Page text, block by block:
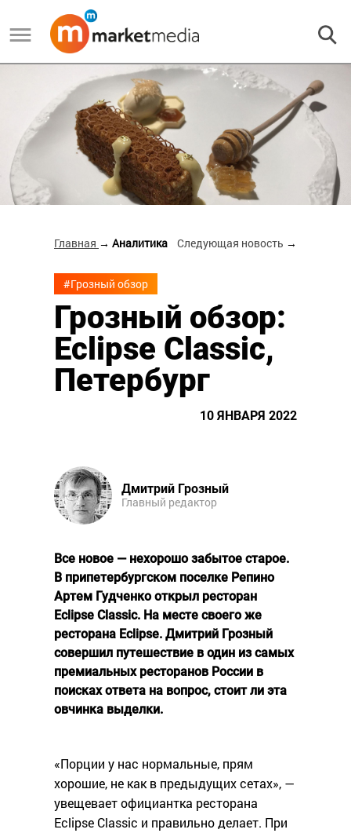
Главная → Аналитика Следующая новость →
#Грозный обзор
Грозный обзор:
Eclipse Classic,
Петербург
10 ЯНВАРЯ 2022
Дмитрий Грозный
Главный редактор
Все новое — нехорошо забытое старое.
В припетербургском поселке Репино
Артем Гудченко открыл ресторан
Eclipse Classic. На месте своего же
ресторана Eclipse. Дмитрий Грозный
совершил путешествие в один из самых
премиальных ресторанов России в
поисках ответа на вопрос, стоит ли эта
овчинка выделки.
«Порции у нас нормальные, прям
хорошие, не как в предыдущих сетах», —
увещевает официантка ресторана
Eclipse Classic и правильно делает. При